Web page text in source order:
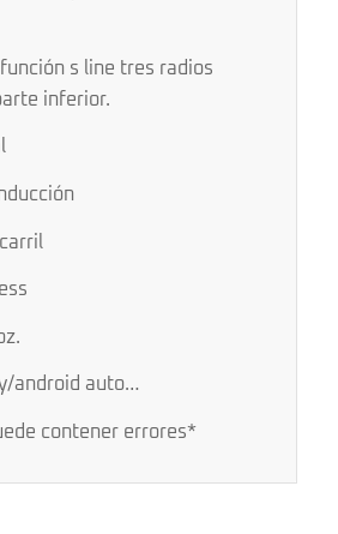
s line tres radios
inferior.
android auto…
contener errores*